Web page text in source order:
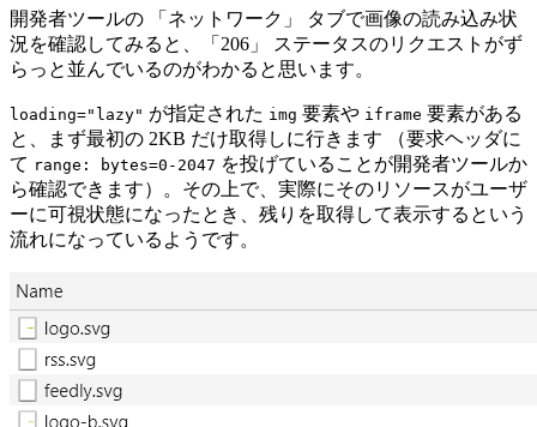
開発者ツールの 「ネットワーク」 タブで画像の読み込み状
況を確認してみると、「206」 ステータスのリクエストがず
らっと並んでいるのがわかると思います。
loading="lazy" が指定された img 要素や iframe 要素がある
と、まず最初の 2KB だけ取得しに行きます （要求ヘッダに
て range: bytes=0-2047 を投げていることが開発者ツールか
ら確認できます）。その上で、実際にそのリソースがユーザ
ーに可視状態になったとき、残りを取得して表示するという
流れになっているようです。